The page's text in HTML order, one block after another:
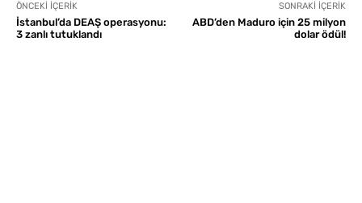
ÖNCEKI İÇERIK
İstanbul’da DEAŞ operasyonu:
3 zanlı tutuklandı
SONRAKI İÇERIK
ABD’den Maduro için 25 milyon
dolar ödül!